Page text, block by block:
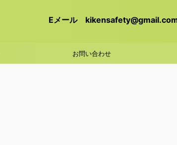
Eメール
お問い合わせ